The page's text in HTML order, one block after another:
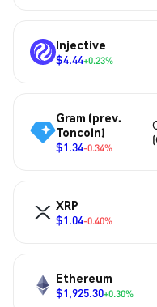
Injective
$4.44+0.23%
Gram (prev.
Toncoin)
$1.34-0.34%
XRP
$1.04-0.40%
Ethereum
$1,925.30+0.30%